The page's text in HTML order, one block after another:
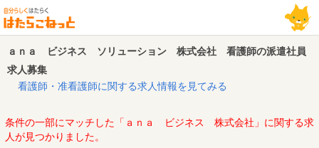
ａｎａ ビジネス ソリューション 株式会社 看護師の派遣社員
求人募集
看護師・准看護師に関する求人情報を見てみる
条件の一部にマッチした「ａｎａ ビジネス 株式会社」に関する求
人が見つかりました。